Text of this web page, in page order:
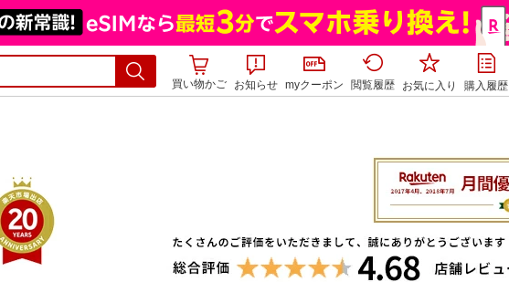
買い物かご お知らせ myクーポン 閲覧履歴 お気に入り 購入履歴